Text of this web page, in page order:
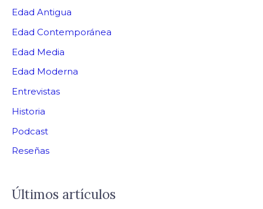
Edad Antigua
Edad Contemporánea
Edad Media
Edad Moderna
Entrevistas
Historia
Podcast
Reseñas
Últimos artículos